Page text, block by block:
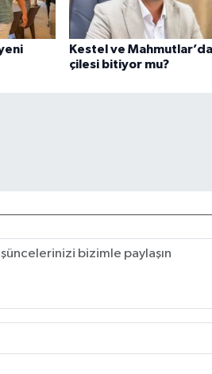
Kestel ve
çilesi bitiyor mu?